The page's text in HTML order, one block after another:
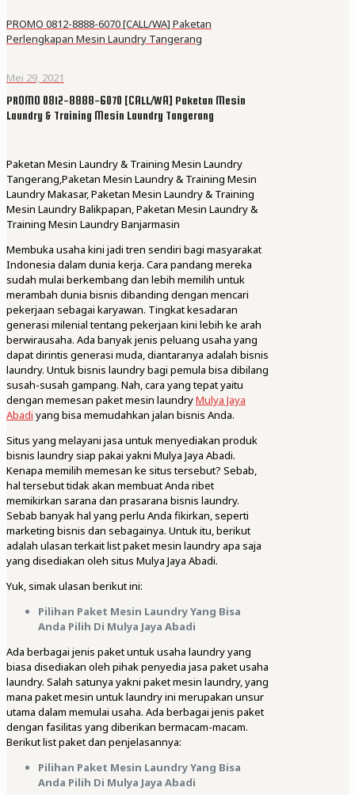
PROMO 0812-8888-6070 [CALL/WA] Paketan
Perlengkapan Mesin Laundry Tangerang
Mei 29, 2021
PROMO 0812-8888-6070 [CALL/WA] Paketan Mesin
Laundry & Training Mesin Laundry Tangerang
Paketan Mesin Laundry & Training Mesin Laundry
Tangerang,Paketan Mesin Laundry & Training Mesin
Laundry Makasar, Paketan Mesin Laundry & Training
Mesin Laundry Balikpapan, Paketan Mesin Laundry &
Training Mesin Laundry Banjarmasin
Membuka usaha kini jadi tren sendiri bagi masyarakat
Indonesia dalam dunia kerja. Cara pandang mereka
sudah mulai berkembang dan lebih memilih untuk
merambah dunia bisnis dibanding dengan mencari
pekerjaan sebagai karyawan. Tingkat kesadaran
generasi milenial tentang pekerjaan kini lebih ke arah
berwirausaha. Ada banyak jenis peluang usaha yang
dapat dirintis generasi muda, diantaranya adalah bisnis
laundry. Untuk bisnis laundry bagi pemula bisa dibilang
susah-susah gampang. Nah, cara yang tepat yaitu
dengan memesan paket mesin laundryMulya Jaya
Abadi yang bisa memudahkan jalan bisnis Anda.
Situs yang melayani jasa untuk menyediakan produk
bisnis laundry siap pakai yakni Mulya Jaya Abadi.
Kenapa memilih memesan ke situs tersebut? Sebab,
hal tersebut tidak akan membuat Anda ribet
memikirkan sarana dan prasarana bisnis laundry.
Sebab banyak hal yang perlu Anda fikirkan, seperti
marketing bisnis dan sebagainya. Untuk itu, berikut
adalah ulasan terkait list paket mesin laundry apa saja
yang disediakan oleh situs Mulya Jaya Abadi.
Yuk, simak ulasan berikut ini:
Pilihan Paket Mesin Laundry Yang Bisa
Anda Pilih Di Mulya Jaya Abadi
Ada berbagai jenis paket untuk usaha laundry yang
biasa disediakan oleh pihak penyedia jasa paket usaha
laundry. Salah satunya yakni paket mesin laundry, yang
mana paket mesin untuk laundry ini merupakan unsur
utama dalam memulai usaha. Ada berbagai jenis paket
dengan fasilitas yang diberikan bermacam-macam.
Berikut list paket dan penjelasannya:
Pilihan Paket Mesin Laundry Yang Bisa
Anda Pilih Di Mulya Jaya Abadi